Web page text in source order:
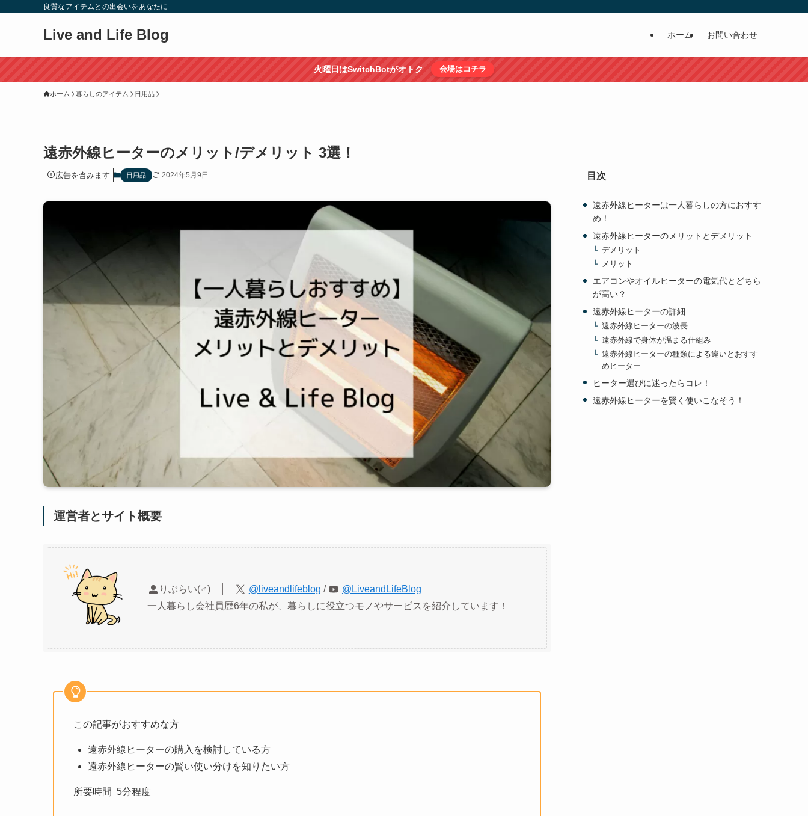
良質なアイテムとの出会いをあなたに
Live and Life Blog ホーム お問い合わせ
火曜日はSwitchBotがオトク 会場はコチラ
ホーム 暮らしのアイテム 日用品
遠赤外線ヒーターのメリット/デメリット 3選！
広告を含みます 日用品 2024年5月9日
運営者とサイト概要
りぶらい(♂) │ @liveandlifeblog /
@LiveandLifeBlog
一人暮らし会社員歴6年の私が、暮らしに役立つモノやサービスを紹介しています！
この記事がおすすめな方
遠赤外線ヒーターの購入を検討している方
遠赤外線ヒーターの賢い使い分けを知りたい方
所要時間 5分程度
目次
遠赤外線ヒーターは一人暮らしの方におすす
め！
遠赤外線ヒーターのメリットとデメリット
デメリット
メリット
エアコンやオイルヒーターの電気代とどちら
が高い？
遠赤外線ヒーターの詳細
遠赤外線ヒーターの波長
遠赤外線で身体が温まる仕組み
遠赤外線ヒーターの種類による違いとおすす
めヒーター
ヒーター選びに迷ったらコレ！
遠赤外線ヒーターを賢く使いこなそう！